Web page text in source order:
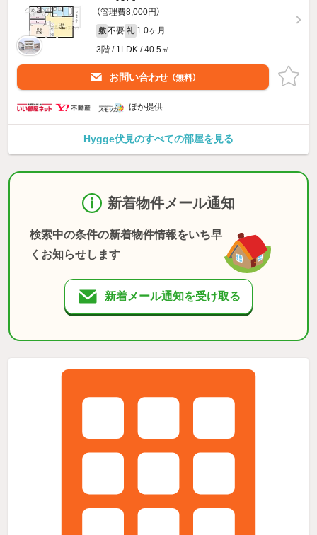
（管理費8,000円）
敷 不要 礼 1.0ヶ月
3階 / 1LDK / 40.5㎡
お問い合わせ （無料）
ほか提供
Hygge伏見のすべての部屋を見る
新着物件メール通知
検索中の条件の新着物件情報をいち早
くお知らせします
新着メール通知を受け取る